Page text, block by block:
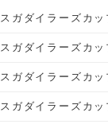
スガダイラーズカ
スガダイラーズカ
スガダイラーズカ
スガダイラーズカ